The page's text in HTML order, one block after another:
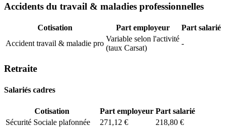
Accidents du travail & maladies professionnelles
Cotisation Part employeur
Part salarié
Accident travail & maladie pro
Variable selon l'activité
(taux Carsat)
-
Retraite
Salariés cadres
Cotisation Part employeur Part salarié
Sécurité Sociale plafonnée
271,12 €
218,80 €